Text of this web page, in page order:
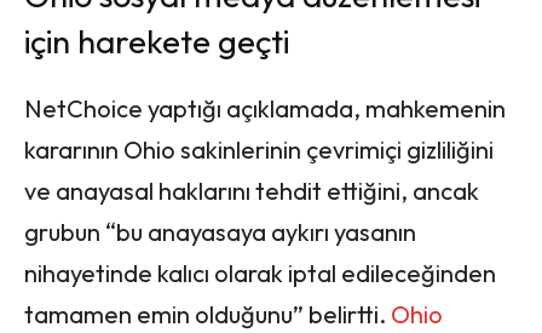
için harekete geçti
NetChoice yaptığı açıklamada, mahkemenin
kararının Ohio sakinlerinin çevrimiçi gizliliğini
ve anayasal haklarını tehdit ettiğini, ancak
grubun “bu anayasaya aykırı yasanın
nihayetinde kalıcı olarak iptal edileceğinden
tamamen emin olduğunu” belirtti. Ohio